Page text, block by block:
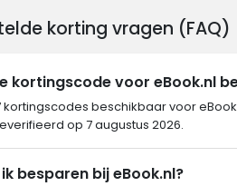
korting vragen (FAQ)
kortingscode voor eBook.nl
beschikbaar voor
op 7 augustus 2026.
besparen bij eBook.nl?